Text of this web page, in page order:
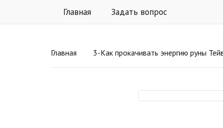
Главная Задать вопрос
Главная 3-Как прокачивать энергию руны